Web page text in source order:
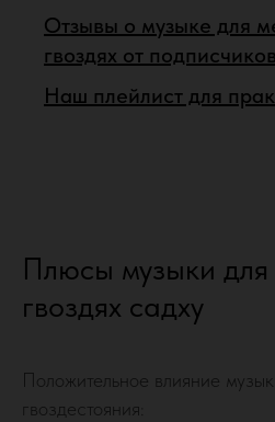
Отзывы о музыке для
гвоздях от подписчиков
Наш плейлист для
Плюсы музыки для
гвоздях садху
Положительное влияние
гвоздестояния: